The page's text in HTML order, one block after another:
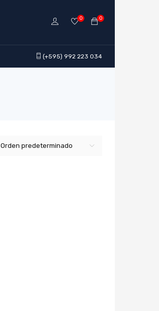
0
0
(+595) 992 223 034
Orden predeterminado